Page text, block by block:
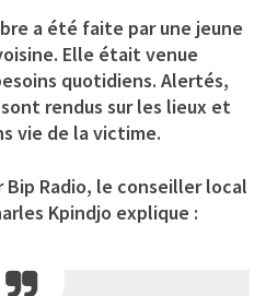
a été faite par une jeune
Elle était venue
quotidiens. Alertés,
rendus sur les lieux et
vie de la victime.
Radio, le conseiller local
Kpindjo explique :